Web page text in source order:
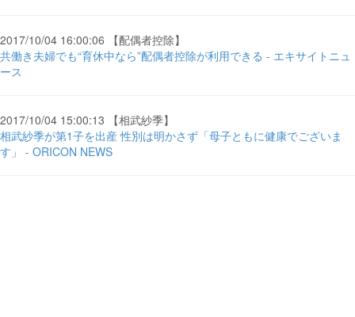
2017/10/04 16:00:06 【配偶者控除】
共働き夫婦でも“育休中なら”配偶者控除が利用できる - エキサイトニュ
ース
2017/10/04 15:00:13 【相武紗季】
相武紗季が第1子を出産 性別は明かさず「母子ともに健康でございま
す」 - ORICON NEWS